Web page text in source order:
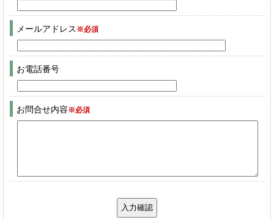
メールアドレス ※必須
お電話番号
お問合せ内容※必須